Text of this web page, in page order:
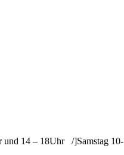
und 14 – 18Uhr /]Samstag